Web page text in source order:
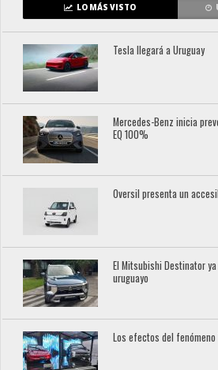
LO MÁS VISTO
Tesla llegará a Uruguay
Mercedes-Benz inicia
EQ 100%
Oversil presenta un
El Mitsubishi Destinator
uruguayo
Los efectos del fenómeno